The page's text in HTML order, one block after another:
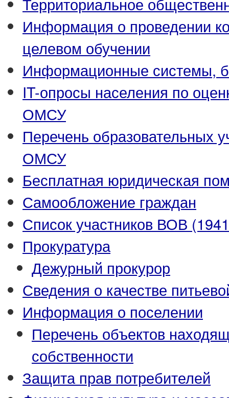
Информация о проведении
целевом обучении
Информационные системы,
IT-опросы населения по
ОМСУ
Перечень образовательных
ОМСУ
Бесплатная юридическая
Самообложение граждан
Список участников ВОВ
Прокуратура
Дежурный прокурор
Сведения о качестве
Информация о поселении
Перечень объектов
собственности
Защита прав потребителей